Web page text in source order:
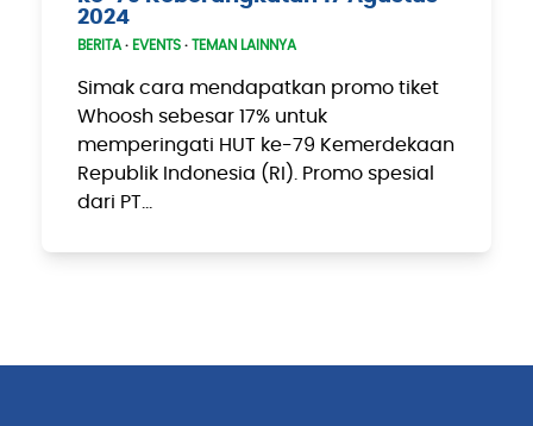
2024
BERITA· EVENTS· TEMAN LAINNYA
Simak cara mendapatkan promo tiket
Whoosh sebesar 17% untuk
memperingati HUT ke-79 Kemerdekaan
Republik Indonesia (RI). Promo spesial
dari PT…